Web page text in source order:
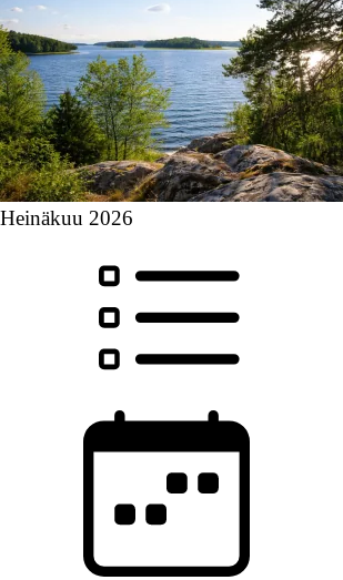
Heinäkuu 2026